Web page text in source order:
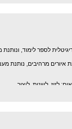
לספר לימוד, ונותנת
מרהיבים, נותנת
לזוז, לשנות, ליצור.